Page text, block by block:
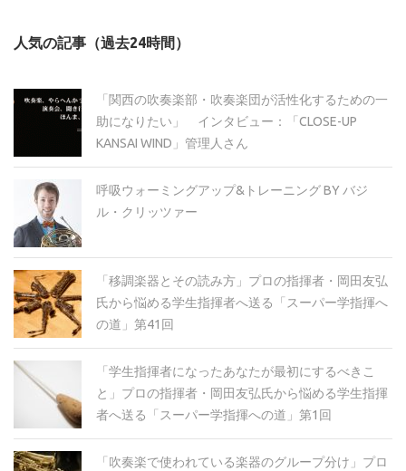
イ
人気の記事（過去24時間）
「関西の吹奏楽部・吹奏楽団が活性化するための一
助になりたい」 インタビュー：「CLOSE-UP
KANSAI WIND」管理人さん
呼吸ウォーミングアップ&トレーニング BY バジ
ル・クリッツァー
「移調楽器とその読み方」プロの指揮者・岡田友弘
氏から悩める学生指揮者へ送る「スーパー学指揮へ
の道」第41回
「学生指揮者になったあなたが最初にするべきこ
と」プロの指揮者・岡田友弘氏から悩める学生指揮
者へ送る「スーパー学指揮への道」第1回
「吹奏楽で使われている楽器のグループ分け」プロ